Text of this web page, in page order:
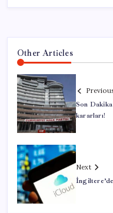
Other Articles
Son
kararları!
Next